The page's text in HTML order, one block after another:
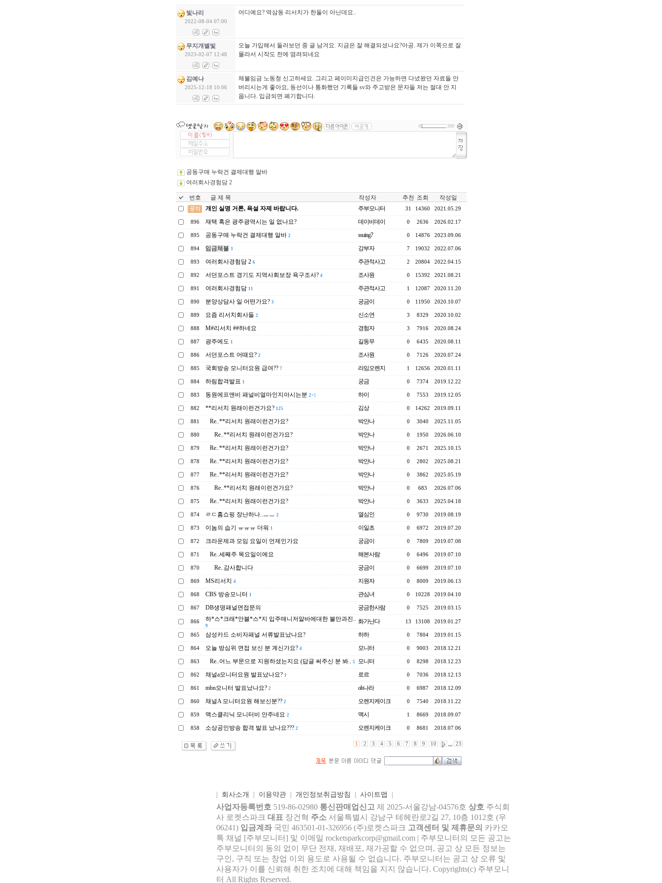
빛나리
2022-08-04 07:00
어디예요? 역삼동 리서치가 한둘이 아닌데요..
무지개별빛
2023-02-07 12:48
오늘 가입해서 둘러보던 중 글 남겨요. 지금은 잘 해결되셨나요?아공. 제가 이쪽으로 잘
몰라서 시작도 전에 염려되네요
김예나
2025-12-18 10:06
체불임금 노동청 신고하세요. 그리고 페이미지급인건은 가능하면 다녔왔던 자료들 안
버리시는게 좋아요, 동선이나 통화했던 기록들 sv와 주고받은 문자들 저는 절대 안 지
웁니다. 입금되면 폐기합니다.
0 300
공동구매 누락건 결제대행 알바
여러회사경험담 2
번호 글 제 목 작성자 추천 조회
작성일
개인 실명 거론, 욕설 자제 바랍니다.
주부모니터 31 14360 2021.05.29
896 재택 혹은 광주광역시는 일 없나요? 데이비데이 0 2636 2026.02.17
895 공동구매 누락건 결제대행 알바 2 ssuing7 0 14876 2023.09.06
894 임금체불 3 강부자 7 19032 2022.07.06
893 여러회사경험담 2 6 주관적사고 2 20804 2022.04.15
892 서던포스트 경기도 지역사회보장 욕구조사? 4 조사원 0 15392 2021.08.21
891 여러회사경험담 11 주관적사고 1 12087 2020.11.20
890 분양상담사 일 어떤가요? 3 궁금이 0 11950 2020.10.07
889 요즘 리서치회사들 2 신소연 3 8329 2020.10.02
888 M#리서치 ##하네요 경험자 3 7916 2020.08.24
887 광주에도 1 길동무 0 6435 2020.08.11
886 서던포스트 어때요? 2 조사원 0 7126 2020.07.24
885 국회방송 모니터요원 급여?? 7 라임오렌지 1 12656 2020.01.11
884 하림합격발표 1 궁금 0 7374 2019.12.22
883 동원에프앤비 패널비얼마인지아시는분 2+1 하이 0 7553 2019.12.05
882 **리서치 원래이런건가요? 125 김상 0 14262 2019.09.11
881 Re..**리서치 원래이런건가요? 박안나 0 3040 2025.11.05
880 Re..**리서치 원래이런건가요? 박안나 0 1950 2026.06.10
879 Re..**리서치 원래이런건가요? 박안나 0 2671 2025.10.15
878 Re..**리서치 원래이런건가요? 박안나 0 2802 2025.08.21
877 Re..**리서치 원래이런건가요? 박안나 0 3862 2025.05.19
876 Re..**리서치 원래이런건가요? 박안나 0 683 2026.07.06
875 Re..**리서치 원래이런건가요? 박안나 0 3633 2025.04.18
874 ㄹㄷ홈쇼핑 장난하나..ㅡㅡ 2 열심인 0 9730 2019.08.19
873 이놈의 습기 ㅠㅠㅠ 더워 1 이일초 0 6972 2019.07.20
872 크라운제과 모임 요일이 언제인가요 궁금이 0 7809 2019.07.08
871 Re..세째주 목요일이에요 해본사람 0 6496 2019.07.10
870 Re..감사합니다 궁금이 0 6699 2019.07.10
869 MS리서치 4 지원자 0 8009 2019.06.13
868 CBS 방송모니터 1 관심녀 0 10228 2019.04.10
867 DB생명패널면접문의 궁금한사람 0 7525 2019.03.15
866 하*스*크래*안블*스*지 입주매니저알바에대한 불만과진..
9
화가난다 13 13108 2019.01.27
865 삼성카드 소비자패널 서류발표났나요? 하하 0 7804 2019.01.15
864 오늘 방심위 면접 보신 분 계신가요? 4 모니터 0 9003 2018.12.21
863 Re..어느 부문으로 지원하셨는지요 (답글 써주신 분 봐.. 5 모니터 0 8298 2018.12.23
862 채널a모니터요원 발표났나요? 1 로르 0 7036 2018.12.13
861 mbn모니터 발표났나요? 2 oh나라 0 6987 2018.12.09
860 채널A 모니터요원 해보신분?? 2 오렌지케이크 0 7540 2018.11.22
859 맥스클리닉 모니터비 안주네요 2 맥시 1 8669 2018.09.07
858 소상공인방송 합격 발표 났나요??? 2 오렌지케이크 0 8681 2018.07.06
1 2 3 4 5 6 7 8 9 10 ,,, 23
회사소개 이용약관| 개인정보취급방침 사이트맵
사업자등록번호 519-86-02980 통신판매업신고 제 2025-서울강남-04576호 상호 주식회
사 로켓스파크 대표 장건혁 주소 서울특별시 강남구 테헤란로2길 27, 10층 1012호 (우
06241) 입금계좌 국민 463501-01-326956 (주)로켓스파크 고객센터 및 제휴문의 카카오
톡 채널 [주부모니터] 및 이메일 rocketsparkcorp@gmail.com | 주부모니터의 모든 공고는
주부모니터의 동의 없이 무단 전재, 재배포, 재가공할 수 없으며, 공고 상 모든 정보는
구인, 구직 또는 창업 이외 용도로 사용될 수 없습니다. 주부모니터는 공고 상 오류 및
사용자가 이를 신뢰해 취한 조치에 대해 책임을 지지 않습니다. Copyrights(c) 주부모니
터 All Rights Reserved.